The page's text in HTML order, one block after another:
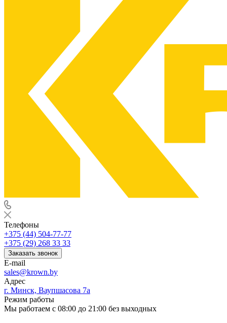
Телефоны
+375 (44) 504-77-77
+375 (29) 268 33 33
Заказать звонок
E-mail
sales@krown.by
Адрес
г. Минск, Ваупшасова 7а
Режим работы
Мы работаем с 08:00 до 21:00 без выходных